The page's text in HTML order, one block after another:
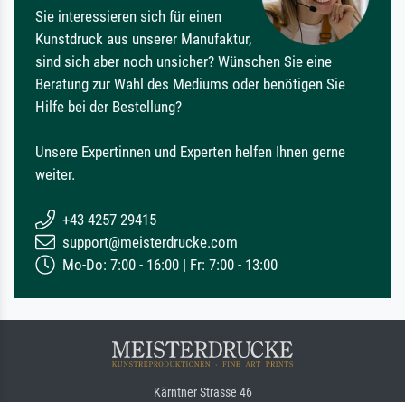
Sie interessieren sich für einen
Kunstdruck aus unserer Manufaktur,
sind sich aber noch unsicher? Wünschen Sie eine
Beratung zur Wahl des Mediums oder benötigen Sie
Hilfe bei der Bestellung?
Unsere Expertinnen und Experten helfen Ihnen gerne
weiter.
+43 4257 29415
support@meisterdrucke.com
Mo-Do: 7:00 - 16:00 | Fr: 7:00 - 13:00
Kärntner Strasse 46